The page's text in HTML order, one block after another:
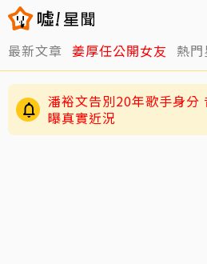
最新文章 姜厚任公開女友 熱
潘裕文告別20年歌手身分 昔星光幫周定緯1句話
曝真實近況